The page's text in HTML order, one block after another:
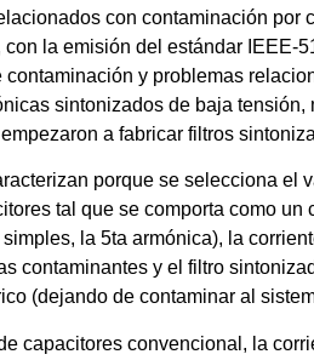
con contaminación por
la emisión del estándar IEEE-
y problemas
sintonizados de baja
a fabricar filtros
porque se selecciona el
tal que se comporta como un
la 5ta armónica), la
contaminantes y el filtro
(dejando de contaminar al
capacitores convencional, la